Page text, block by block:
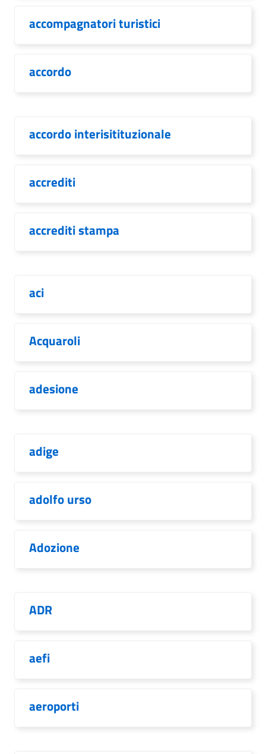
accompagnatori turistici
accordo
accordo interisitituzionale
accrediti
accrediti stampa
aci
Acquaroli
adesione
adige
adolfo urso
Adozione
ADR
aefi
aeroporti